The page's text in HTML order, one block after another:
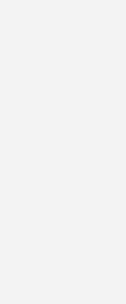
als Veranstalter sowie der ZVSHK als
nahmen den erfreulich hohen
zum Anlass, Edzard
Der Chef im
wurde mit einer Einladung für
prämiert, das am 30./31. Mai 2008 in
gehört zu den Landesverbänden,
Taufe gehoben haben: Mittlerweile
als 1000 Teilnehmern über die